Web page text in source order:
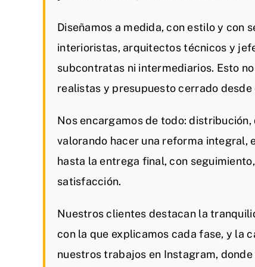
Diseñamos a medida, con estilo y
interioristas, arquitectos técnicos y
subcontratas ni intermediarios. Esto
realistas y presupuesto cerrado
Nos encargamos de todo:
valorando hacer una reforma integral,
hasta la entrega final, con
satisfacción.
Nuestros clientes destacan la
con la que explicamos cada fase, y la
nuestros trabajos en Instagram,